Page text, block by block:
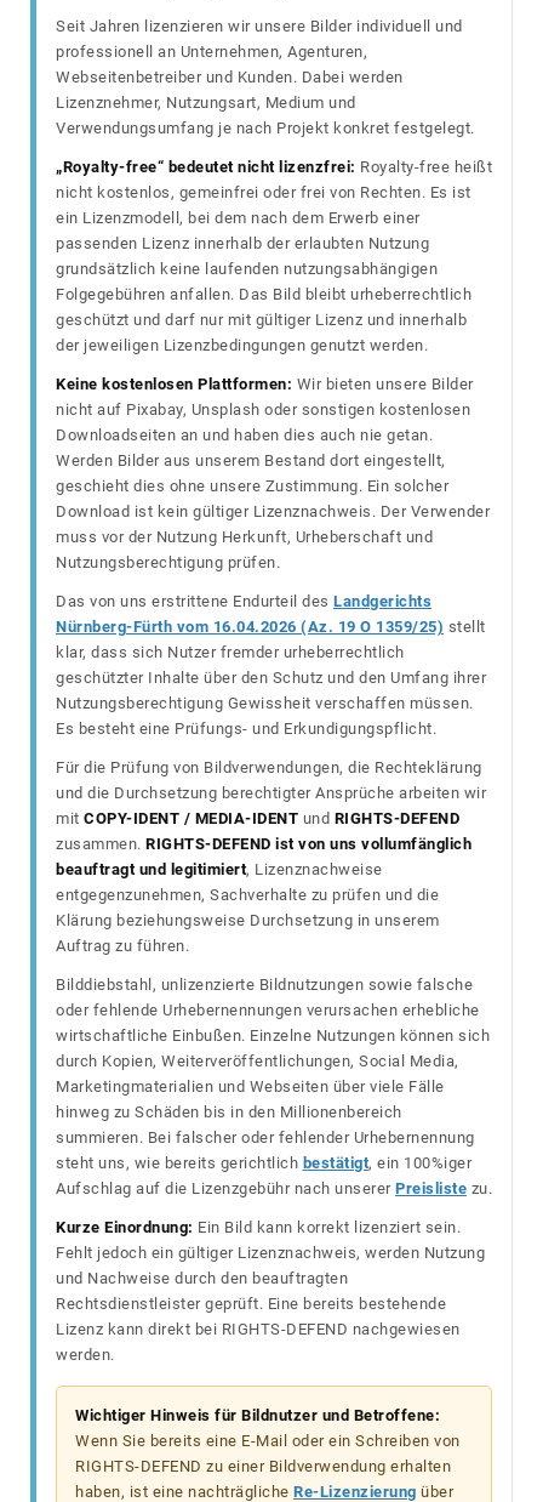
Seit Jahren lizenzieren wir unsere Bilder individuell und
professionell an Unternehmen, Agenturen,
Webseitenbetreiber und Kunden. Dabei werden
Lizenznehmer, Nutzungsart, Medium und
Verwendungsumfang je nach Projekt konkret festgelegt.
„Royalty-free“ bedeutet nicht lizenzfrei: Royalty-free heißt
nicht kostenlos, gemeinfrei oder frei von Rechten. Es ist
ein Lizenzmodell, bei dem nach dem Erwerb einer
passenden Lizenz innerhalb der erlaubten Nutzung
grundsätzlich keine laufenden nutzungsabhängigen
Folgegebühren anfallen. Das Bild bleibt urheberrechtlich
geschützt und darf nur mit gültiger Lizenz und innerhalb
der jeweiligen Lizenzbedingungen genutzt werden.
Keine kostenlosen Plattformen: Wir bieten unsere Bilder
nicht auf Pixabay, Unsplash oder sonstigen kostenlosen
Downloadseiten an und haben dies auch nie getan.
Werden Bilder aus unserem Bestand dort eingestellt,
geschieht dies ohne unsere Zustimmung. Ein solcher
Download ist kein gültiger Lizenznachweis. Der Verwender
muss vor der Nutzung Herkunft, Urheberschaft und
Nutzungsberechtigung prüfen.
Das von uns erstrittene Endurteil des Landgerichts
Nürnberg-Fürth vom 16.04.2026 (Az. 19 O 1359/25) stellt
klar, dass sich Nutzer fremder urheberrechtlich
geschützter Inhalte über den Schutz und den Umfang ihrer
Nutzungsberechtigung Gewissheit verschaffen müssen.
Es besteht eine Prüfungs- und Erkundigungspflicht.
Für die Prüfung von Bildverwendungen, die Rechteklärung
und die Durchsetzung berechtigter Ansprüche arbeiten wir
mit COPY-IDENT / MEDIA-IDENT und RIGHTS-DEFEND
zusammen. RIGHTS-DEFEND ist von uns vollumfänglich
beauftragt und legitimiert, Lizenznachweise
entgegenzunehmen, Sachverhalte zu prüfen und die
Klärung beziehungsweise Durchsetzung in unserem
Auftrag zu führen.
Bilddiebstahl, unlizenzierte Bildnutzungen sowie falsche
oder fehlende Urhebernennungen verursachen erhebliche
wirtschaftliche Einbußen. Einzelne Nutzungen können sich
durch Kopien, Weiterveröffentlichungen, Social Media,
Marketingmaterialien und Webseiten über viele Fälle
hinweg zu Schäden bis in den Millionenbereich
summieren. Bei falscher oder fehlender Urhebernennung
steht uns, wie bereits gerichtlich bestätigt, ein 100%iger
Aufschlag auf die Lizenzgebühr nach unserer Preisliste zu.
Kurze Einordnung: Ein Bild kann korrekt lizenziert sein.
Fehlt jedoch ein gültiger Lizenznachweis, werden Nutzung
und Nachweise durch den beauftragten
Rechtsdienstleister geprüft. Eine bereits bestehende
Lizenz kann direkt bei RIGHTS-DEFEND nachgewiesen
werden.
Wichtiger Hinweis für Bildnutzer und Betroffene:
Wenn Sie bereits eine E-Mail oder ein Schreiben von
RIGHTS-DEFEND zu einer Bildverwendung erhalten
haben, ist eine nachträgliche Re-Lizenzierung über